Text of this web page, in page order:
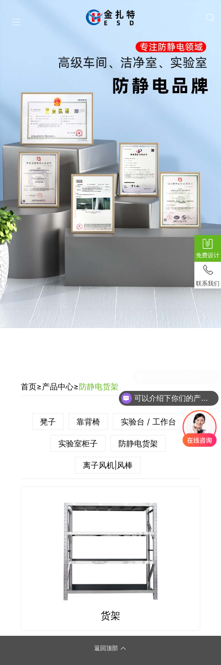
首页≥产品中心≥防静电货架
凳子 靠背椅 实验台 / 工作台
实验室柜子 防静电货架
离子风机|风棒
货架
返回顶部
免费设计
联系我们
可以介绍下你们的产品么？